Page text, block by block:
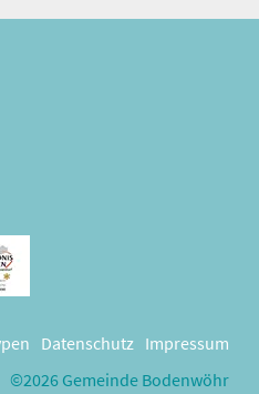
Datenschutz Impressum
©2026 Gemeinde Bodenwöhr